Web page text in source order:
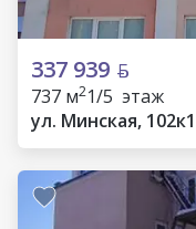
337 939
737 м21/5 этаж
ул. Минская,